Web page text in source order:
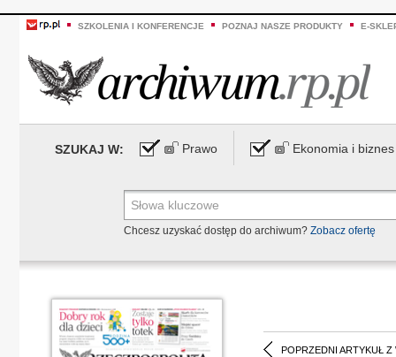
SZKOLENIA I KONFERENCJE POZNAJ NASZE PRODUKTY E-
SZUKAJ W: Prawo Ekonomia i biznes
Chcesz uzyskać dostęp do archiwum? Zobacz ofertę
POPRZEDNI ARTYKUŁ Z